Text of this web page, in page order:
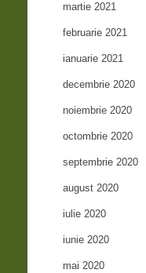
martie 2021
februarie 2021
ianuarie 2021
decembrie 2020
noiembrie 2020
octombrie 2020
septembrie 2020
august 2020
iulie 2020
iunie 2020
mai 2020